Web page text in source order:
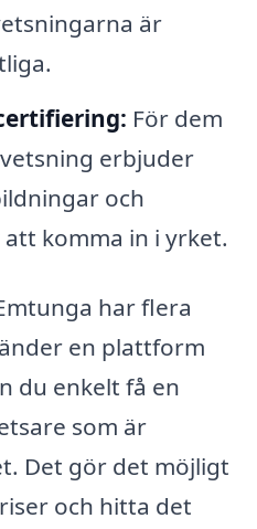
är
För dem
erbjuder
och
komma in i yrket.
har flera
en plattform
du enkelt få en
som är
Det gör det möjligt
och hitta det